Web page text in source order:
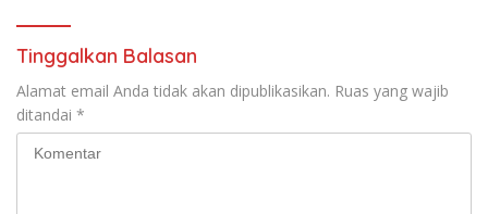
Tinggalkan Balasan
Alamat email Anda tidak akan dipublikasikan. Ruas yang wajib
ditandai *